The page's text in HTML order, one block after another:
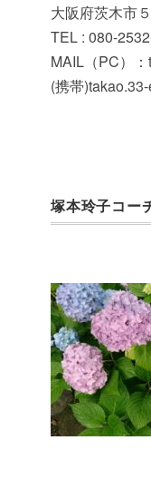
大阪府茨木市
TEL : 080-
MAIL（PC）
(携帯
塚本玲子コー